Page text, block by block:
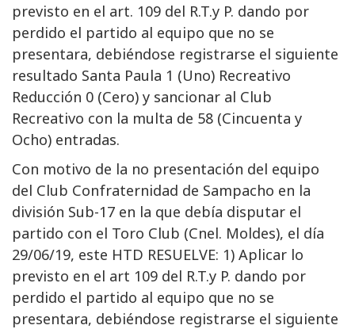
previsto en el art. 109 del R.T.y P. dando por
perdido el partido al equipo que no se
presentara, debiéndose registrarse el siguiente
resultado Santa Paula 1 (Uno) Recreativo
Reducción 0 (Cero) y sancionar al Club
Recreativo con la multa de 58 (Cincuenta y
Ocho) entradas.
Con motivo de la no presentación del equipo
del Club Confraternidad de Sampacho en la
división Sub-17 en la que debía disputar el
partido con el Toro Club (Cnel. Moldes), el día
29/06/19, este HTD RESUELVE: 1) Aplicar lo
previsto en el art 109 del R.T.y P. dando por
perdido el partido al equipo que no se
presentara, debiéndose registrarse el siguiente